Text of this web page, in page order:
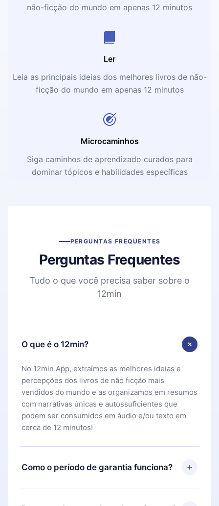
não-ficção do mundo em apenas 12 minutos
Ler
Leia as principais ideias dos melhores livros de não-
ficção do mundo em apenas 12 minutos
Microcaminhos
Siga caminhos de aprendizado curados para
dominar tópicos e habilidades específicas
PERGUNTAS FREQUENTES
Perguntas Frequentes
Tudo o que você precisa saber sobre o
12min
O que é o 12min?
No 12min App, extraímos as melhores ideias e
percepções dos livros de não ficção mais
vendidos do mundo e as organizamos em resumos
com narrativas únicas e autossuficientes que
podem ser consumidos em áudio e/ou texto em
cerca de 12 minutos!
Como o período de garantia funciona?
Você pode baixar nosso aplicativo e começar a
aproveitar nossa biblioteca. Se por algum motivo